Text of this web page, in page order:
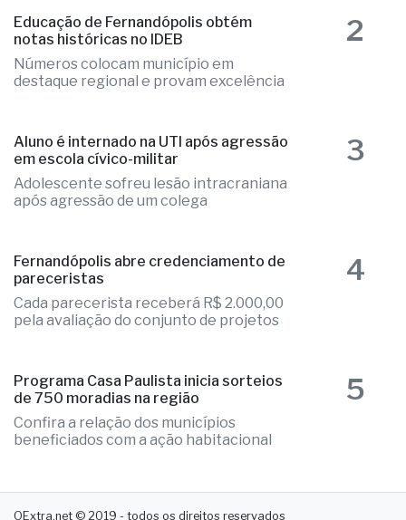
Educação de Fernandópolis obtém
notas históricas no IDEB
Números colocam município em
destaque regional e provam excelência
2
Aluno é internado na UTI após agressão
em escola cívico-militar
Adolescente sofreu lesão intracraniana
após agressão de um colega
3
Fernandópolis abre credenciamento de
pareceristas
Cada parecerista receberá R$ 2.000,00
pela avaliação do conjunto de projetos
4
Programa Casa Paulista inicia sorteios
de 750 moradias na região
Confira a relação dos municípios
beneficiados com a ação habitacional
5
OExtra.net © 2019 - todos os direitos reservados